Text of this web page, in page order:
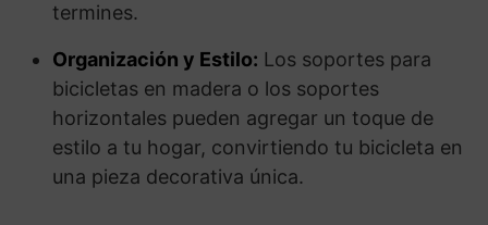
termines.
Organización y Estilo: Los soportes para
bicicletas en madera o los soportes
horizontales pueden agregar un toque de
estilo a tu hogar, convirtiendo tu bicicleta en
una pieza decorativa única.